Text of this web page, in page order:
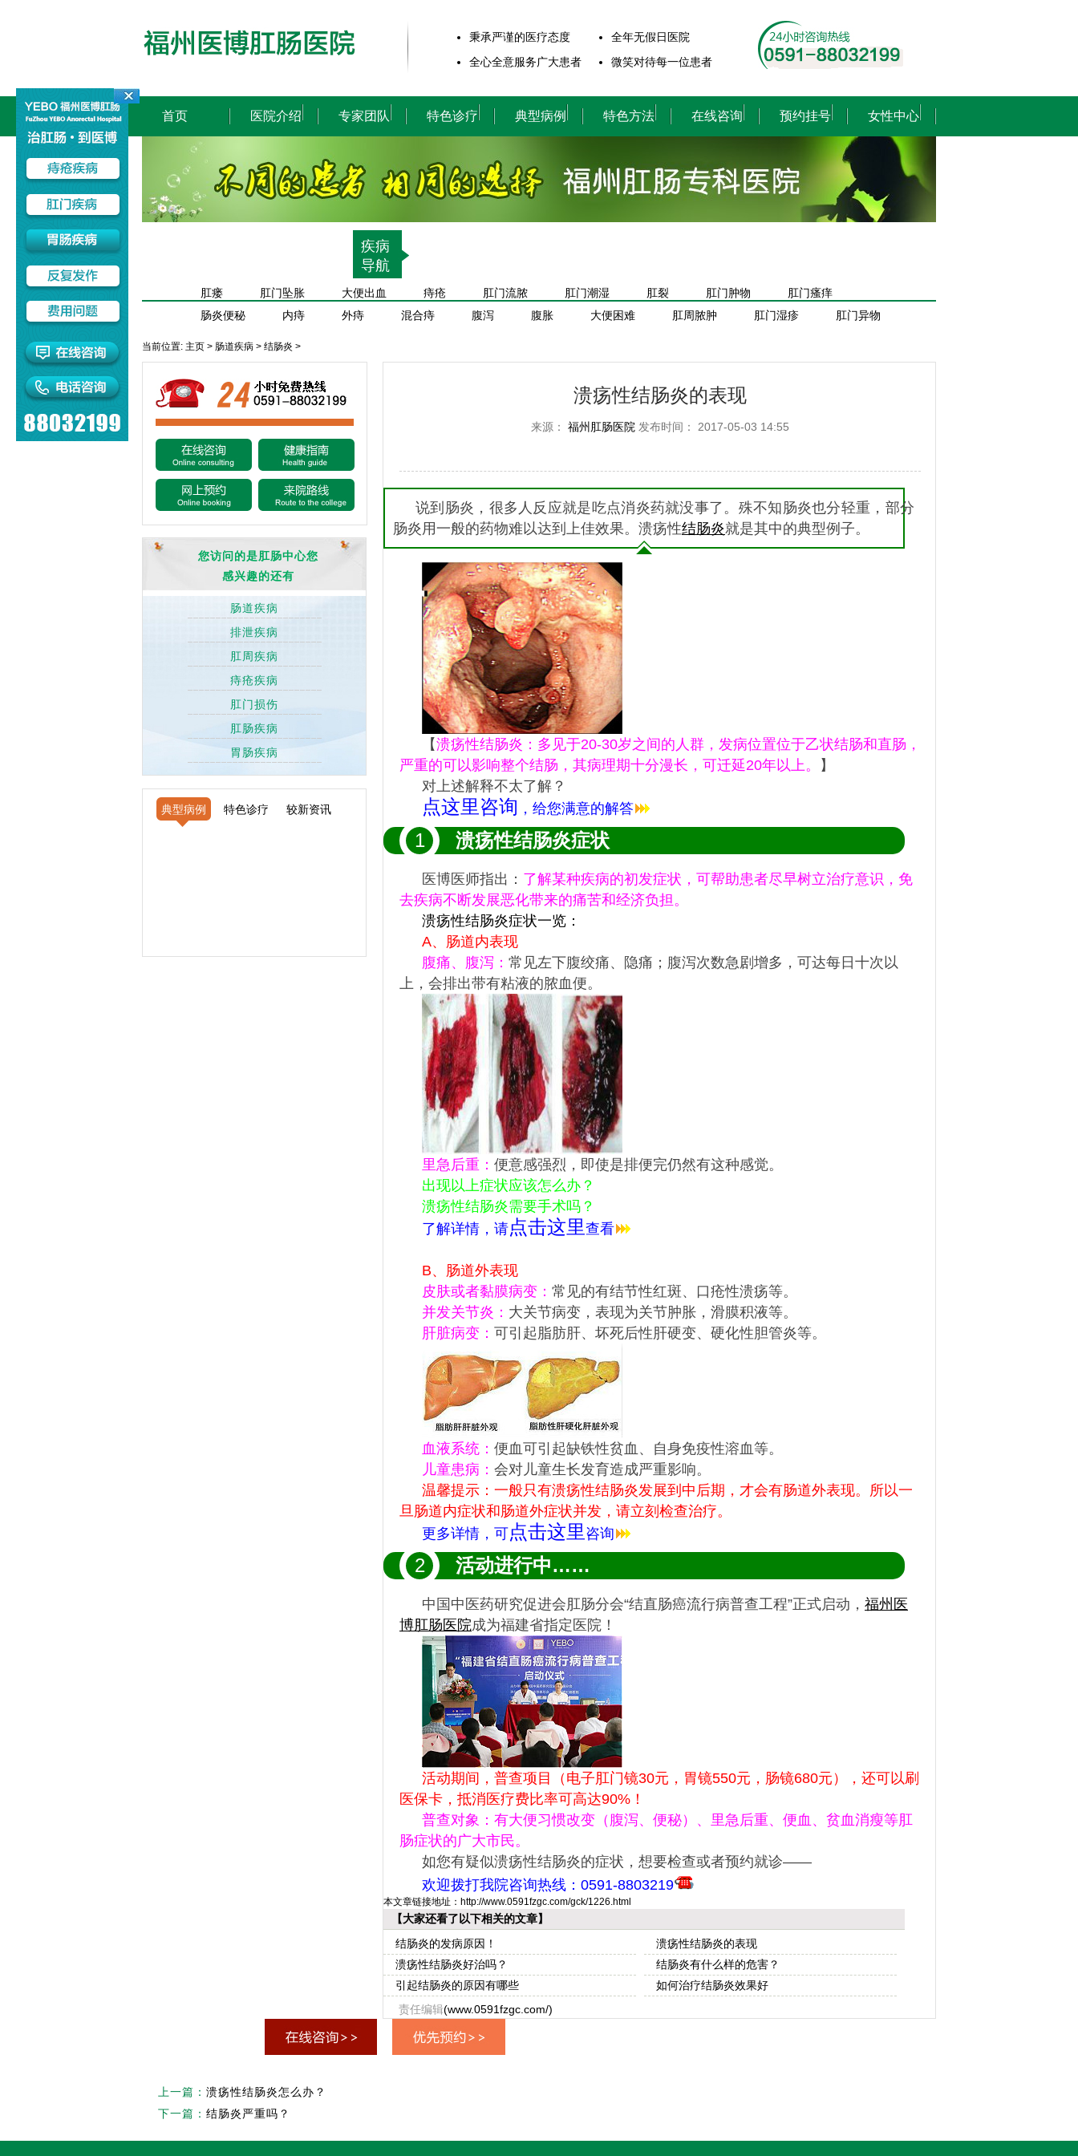
秉承严谨的医疗态度
全年无假日医院
全心全意服务广大患者
微笑对待每一位患者
首页 医院介绍 专家团队 特色诊疗 典型病例 特色方法 在线咨询 预约挂号 女性中心
疾病
导航
肛瘘 肛门坠胀 大便出血 痔疮 肛门流脓 肛门潮湿 肛裂 肛门肿物
肛门瘙痒
肠炎便秘
内痔 外痔 混合痔 腹泻 腹胀 大便困难 肛周脓肿 肛门湿疹 肛门异物
当前位置: 主页 > 肠道疾病 > 结肠炎 >
您访问的是肛肠中心您
感兴趣的还有
肠道疾病
排泄疾病
肛周疾病
痔疮疾病
肛门损伤
肛肠疾病
胃肠疾病
典型病例 特色诊疗 较新资讯
溃疡性结肠炎的表现
来源： 福州肛肠医院 发布时间： 2017-05-03 14:55
说到肠炎，很多人反应就是吃点消炎药就没事了。殊不知肠炎也分轻重，部分
肠炎用一般的药物难以达到上佳效果。溃疡性结肠炎就是其中的典型例子。
【溃疡性结肠炎： 多见于20-30岁之间的人群，发病位置位于乙状结肠和直肠，
严重的可以影响整个结肠，其病理期十分漫长，可迁延20年以上。
】
对上述解释不太了解？
点这里咨询 ，给您满意的解答
溃疡性结肠炎症状
1
医博医师指出： 了解某种疾病的初发症状，可帮助患者尽早树立治疗意识，免
去疾病不断发展恶化带来的痛苦和经济负担。
溃疡性结肠炎症状一览：
A、肠道内表现
腹痛、腹泻： 常见左下腹绞痛、隐痛；腹泻次数急剧增多，可达每日十次以
上，会排出带有粘液的脓血便。
里急后重： 便意感强烈，即使是排便完仍然有这种感觉。
出现以上症状应该怎么办？
溃疡性结肠炎需要手术吗？
了解详情，请点击这里查看
B、肠道外表现
皮肤或者黏膜病变： 常见的有结节性红斑、口疮性溃疡等。
并发关节炎： 大关节病变，表现为关节肿胀，滑膜积液等。
肝脏病变： 可引起脂肪肝、坏死后性肝硬变、硬化性胆管炎等。
血液系统： 便血可引起缺铁性贫血、自身免疫性溶血等。
儿童患病： 会对儿童生长发育造成严重影响。
温馨提示：一般只有溃疡性结肠炎发展到中后期，才会有肠道外表现。所以一
旦肠道内症状和肠道外症状并发，请立刻检查治疗。
更多详情，可点击这里 咨询
活动进行中……
2
中国中医药研究促进会肛肠分会“结直肠癌流行病普查工程”正式启动， 福州医
博肛肠医院成为福建省指定医院！
活动期间，普查项目（电子肛门镜30元，胃镜550元，肠镜680元），还可以刷
医保卡，抵消医疗费比率可高达90%！
普查对象：有大便习惯改变（腹泻、便秘）、里急后重、便血、贫血消瘦等肛
肠症状的广大市民。
如您有疑似溃疡性结肠炎的症状，想要检查或者预约就诊——
欢迎拨打我院咨询热线：0591-8803219
本文章链接地址： http://www.0591fzgc.com/gck/1226.html
【大家还看了以下相关的文章】
结肠炎的发病原因！
溃疡性结肠炎的表现
溃疡性结肠炎好治吗？
结肠炎有什么样的危害？
引起结肠炎的原因有哪些
如何治疗结肠炎效果好
责任编辑(www.0591fzgc.com/)
上一篇： 溃疡性结肠炎怎么办？
下一篇： 结肠炎严重吗？